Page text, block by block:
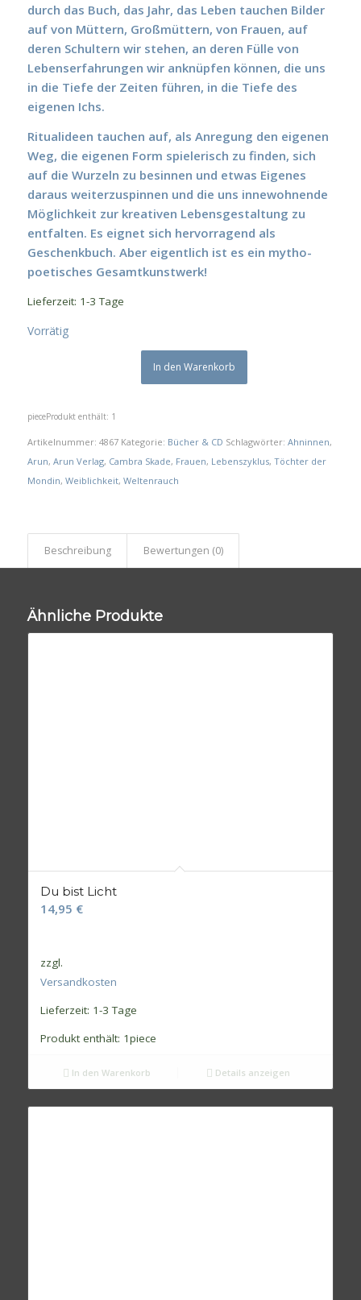
durch das Buch, das Jahr, das Leben tauchen Bilder
auf von Müttern, Großmüttern, von Frauen, auf
deren Schultern wir stehen, an deren Fülle von
Lebenserfahrungen wir anknüpfen können, die uns
in die Tiefe der Zeiten führen, in die Tiefe des
eigenen Ichs.
Ritualideen tauchen auf, als Anregung den eigenen
Weg, die eigenen Form spielerisch zu finden, sich
auf die Wurzeln zu besinnen und etwas Eigenes
daraus weiterzuspinnen und die uns innewohnende
Möglichkeit zur kreativen Lebensgestaltung zu
entfalten. Es eignet sich hervorragend als
Geschenkbuch. Aber eigentlich ist es ein mytho-
poetisches Gesamtkunstwerk!
Lieferzeit: 1-3 Tage
Vorrätig
In den Warenkorb
Produkt enthält: 1
piece
Artikelnummer: 4867 Kategorie: Bücher & CD Schlagwörter: Ahninnen,
Arun, Arun Verlag, Cambra Skade, Frauen, Lebenszyklus, Töchter der
Mondin, Weiblichkeit, Weltenrauch
Beschreibung Bewertungen (0)
Ähnliche Produkte
Du bist Licht
14,95 €
zzgl.
Versandkosten
Lieferzeit: 1-3 Tage
Produkt enthält: 1piece
In den Warenkorb Details anzeigen